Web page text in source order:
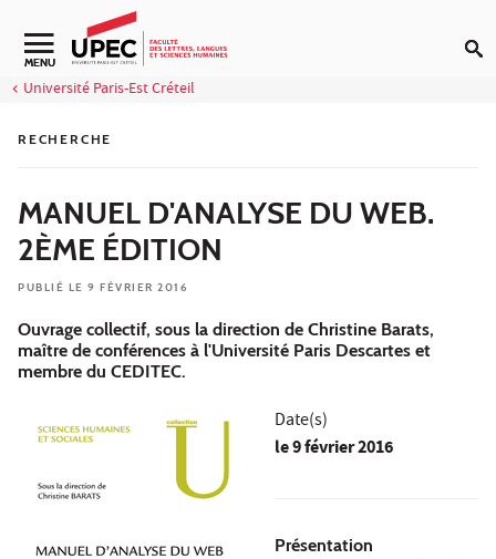
Aller au contenu
Navigation secondaire
MENU
Université Paris-Est Créteil
RECHERCHE
MANUEL D'ANALYSE DU WEB.
2ÈME ÉDITION
PUBLIÉ LE 9 FÉVRIER 2016
Ouvrage collectif, sous la direction de Christine Barats,
maître de conférences à l'Université Paris Descartes et
membre du CEDITEC.
Date(s)
le9 février 2016
Présentation